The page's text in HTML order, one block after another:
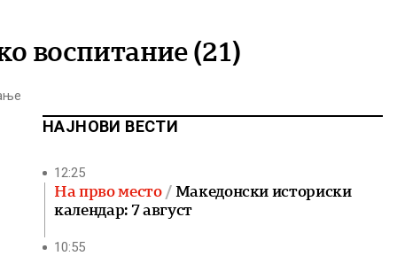
воспитание (21)
НАЈНОВИ ВЕСТИ
12:25
На прво место
Македонски историски
календар: 7 август
10:55